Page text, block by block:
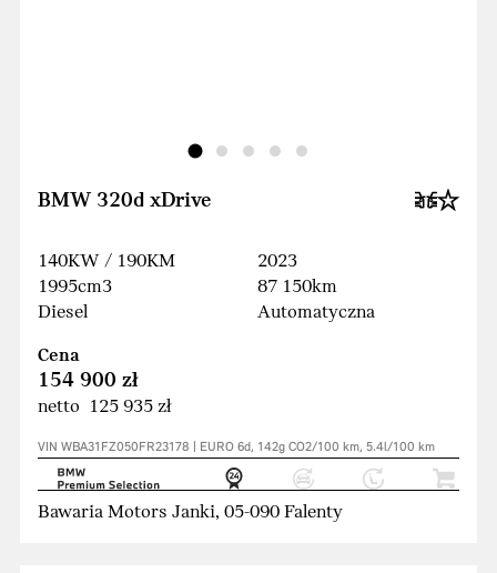
BMW 320d xDrive
140KW / 190KM
1995cm3
Diesel
2023
87 150km
Automatyczna
Cena
154 900 zł
netto 125 935 zł
VIN WBA31FZ050FR23178 | EURO 6d, 142g CO2/100 km, 5.4l/100 km
Bawaria Motors Janki, 05-090 Falenty